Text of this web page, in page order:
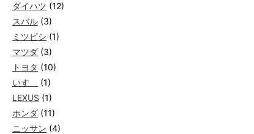
ダイハツ (12)
スバル (3)
ミツビシ (1)
マツダ (3)
トヨタ (10)
いすゞ
(1)
LEXUS (1)
ホンダ (11)
ニッサン (4)